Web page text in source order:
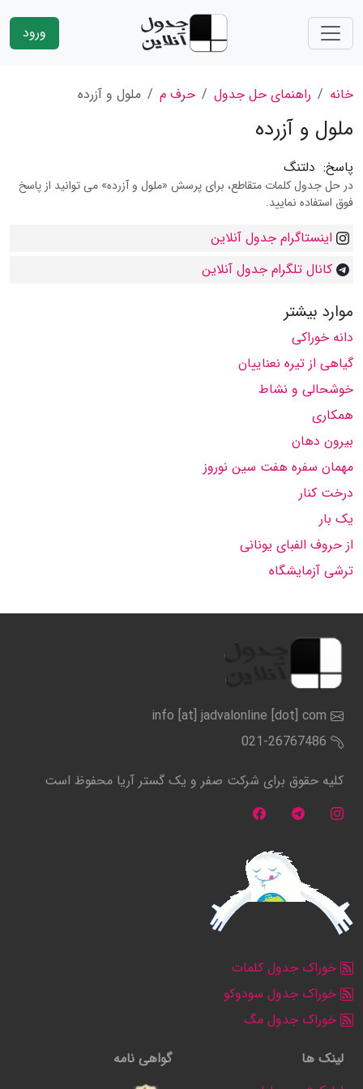
ورود
خانه راهنمای حل جدول حرف م ملول و آزرده
ملول و آزرده
پاسخ: دلتنگ
در حل جدول کلمات متقاطع، برای پرسش «ملول و آزرده» می توانید از پاسخ
فوق استفاده نمایید.
اینستاگرام جدول آنلاین
کانال تلگرام جدول آنلاین
موارد بیشتر
دانه خوراکی
گیاهی از تیره نعناییان
خوشحالی و نشاط
همکاری
بیرون دهان
مهمان سفره هفت سین نوروز
درخت کنار
یک بار
از حروف الفبای یونانی
ترشی آزمایشگاه
info [at] jadvalonline [dot] com
021-26767486
کلیه حقوق برای شرکت صفر و یک گستر آریا محفوظ است
خوراک جدول کلمات
خوراک جدول سودوکو
خوراک جدول مگ
لینک ها
گواهی نامه